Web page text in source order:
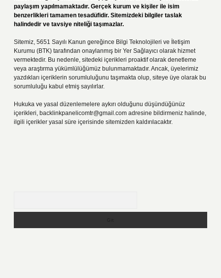
paylaşım yapılmamaktadır. Gerçek kurum ve kişiler ile isim
benzerlikleri tamamen tesadüfidir. Sitemizdeki bilgiler taslak
halindedir ve tavsiye niteliği taşımazlar.
Sitemiz, 5651 Sayılı Kanun gereğince Bilgi Teknolojileri ve İletişim
Kurumu (BTK) tarafından onaylanmış bir Yer Sağlayıcı olarak hizmet
vermektedir. Bu nedenle, sitedeki içerikleri proaktif olarak denetleme
veya araştırma yükümlülüğümüz bulunmamaktadır. Ancak, üyelerimiz
yazdıkları içeriklerin sorumluluğunu taşımakta olup, siteye üye olarak bu
sorumluluğu kabul etmiş sayılırlar.
Hukuka ve yasal düzenlemelere aykırı olduğunu düşündüğünüz
içerikleri, backlinkpanelicomtr@gmail.com adresine bildirmeniz halinde,
ilgili içerikler yasal süre içerisinde sitemizden kaldırılacaktır.